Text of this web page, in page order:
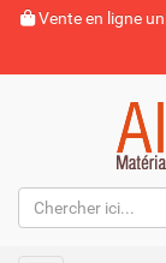
Vente en ligne